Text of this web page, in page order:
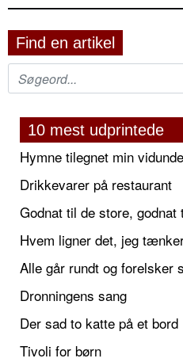
Find en artikel
10 mest udprintede
Hymne tilegnet min
Drikkevarer på restaurant
Godnat til de store, godnat
Hvem ligner det, jeg
Alle går rundt og forelsker
Dronningens sang
Der sad to katte på et bord
Tivoli for børn